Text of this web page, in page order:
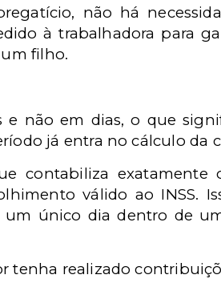
não há
à trabalhadora para
filho.
e não em dias, o que
já entra no cálculo da
contabiliza exatamente
válido ao INSS.
único dia dentro de
tenha realizado